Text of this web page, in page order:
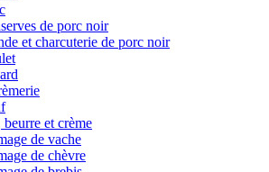
de porc noir
et charcuterie de porc noir
beurre et crème
de vache
de chèvre